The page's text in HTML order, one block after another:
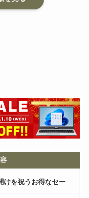
けを祝うお得なセー